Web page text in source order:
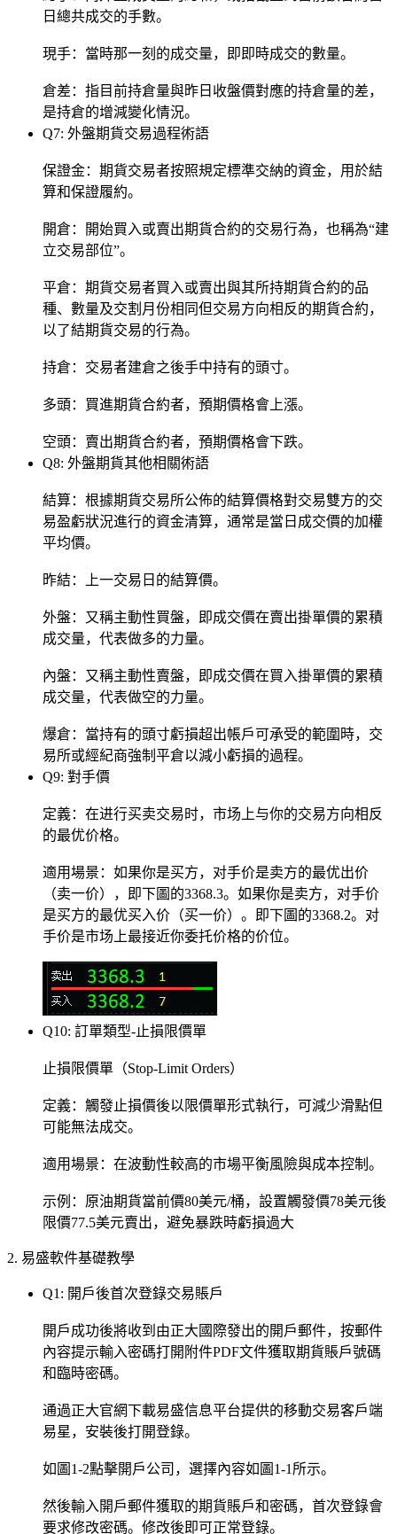
日總共成交的手數。
現手：當時那一刻的成交量，即即時成交的數量。
倉差：指目前持倉量與昨日收盤價對應的持倉量的差，
是持倉的增減變化情況。
Q7: 外盤期貨交易過程術語
保證金：期貨交易者按照規定標準交納的資金，用於結
算和保證履約。
開倉：開始買入或賣出期貨合約的交易行為，也稱為“建
立交易部位”。
平倉：期貨交易者買入或賣出與其所持期貨合約的品
種、數量及交割月份相同但交易方向相反的期貨合約，
以了結期貨交易的行為。
持倉：交易者建倉之後手中持有的頭寸。
多頭：買進期貨合約者，預期價格會上漲。
空頭：賣出期貨合約者，預期價格會下跌。
Q8: 外盤期貨其他相關術語
結算：根據期貨交易所公佈的結算價格對交易雙方的交
易盈虧狀況進行的資金清算，通常是當日成交價的加權
平均價。
昨結：上一交易日的結算價。
外盤：又稱主動性買盤，即成交價在賣出掛單價的累積
成交量，代表做多的力量。
內盤：又稱主動性賣盤，即成交價在買入掛單價的累積
成交量，代表做空的力量。
爆倉：當持有的頭寸虧損超出帳戶可承受的範圍時，交
易所或經紀商強制平倉以減小虧損的過程。
Q9: 對手價
定義：在进行买卖交易时，市场上与你的交易方向相反
的最优价格。
適用場景：如果你是买方，对手价是卖方的最优出价
（卖一价），即下圖的3368.3。如果你是卖方，对手价
是买方的最优买入价（买一价）。即下圖的3368.2。对
手价是市场上最接近你委托价格的价位。
Q10: 訂單類型-止損限價單
止損限價單（Stop-Limit Orders）
定義：觸發止損價後以限價單形式執行，可減少滑點但
可能無法成交。
適用場景：在波動性較高的市場平衡風險與成本控制。
示例：原油期貨當前價80美元/桶，設置觸發價78美元後
限價77.5美元賣出，避免暴跌時虧損過大
2. 易盛軟件基礎教學
Q1: 開戶後首次登錄交易賬戶
開戶成功後將收到由正大國際發出的開戶郵件，按郵件
內容提示輸入密碼打開附件PDF文件獲取期貨賬戶號碼
和臨時密碼。
通過正大官網下載易盛信息平台提供的移動交易客戶端
易星，安裝後打開登錄。
如圖1-2點擊開戶公司，選擇內容如圖1-1所示。
然後輸入開戶郵件獲取的期貨賬戶和密碼，首次登錄會
要求修改密碼。修改後即可正常登錄。